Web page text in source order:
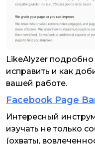
LikeAlyzer
исправить и как
вашей работе.
Facebook Page
Интересный
изучать не только
(охваты,